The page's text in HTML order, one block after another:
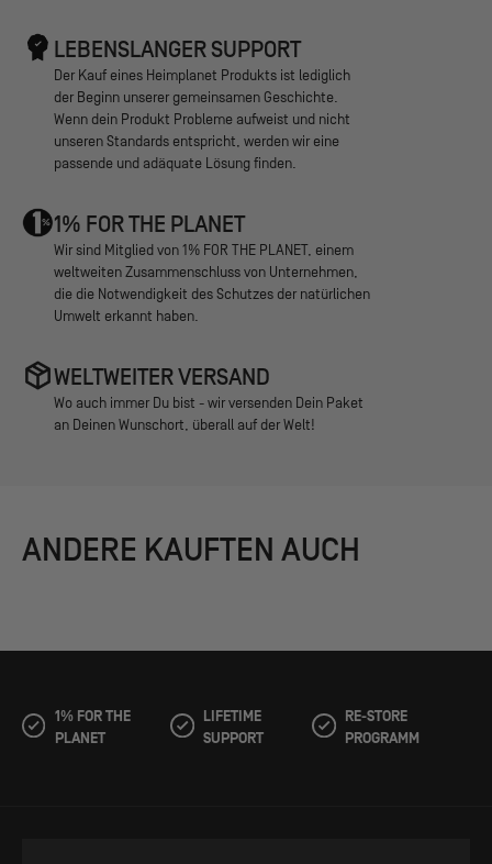
LEBENSLANGER SUPPORT
Der Kauf eines Heimplanet Produkts ist lediglich
der Beginn unserer gemeinsamen Geschichte.
Wenn dein Produkt Probleme aufweist und nicht
unseren Standards entspricht, werden wir eine
passende und adäquate Lösung finden.
1% FOR THE PLANET
Wir sind Mitglied von 1% FOR THE PLANET, einem
weltweiten Zusammenschluss von Unternehmen,
die die Notwendigkeit des Schutzes der natürlichen
Umwelt erkannt haben.
WELTWEITER VERSAND
Wo auch immer Du bist - wir versenden Dein Paket
an Deinen Wunschort, überall auf der Welt!
ANDERE KAUFTEN AUCH
1% FOR THE
PLANET
LIFETIME
SUPPORT
RE-STORE
PROGRAMM